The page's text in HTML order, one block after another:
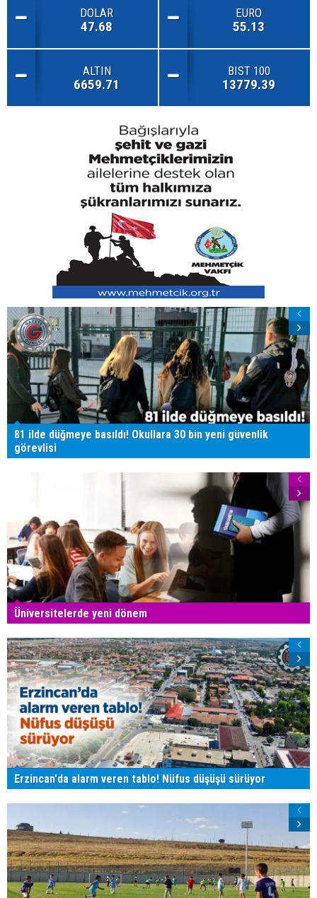
DOLAR
47.68
EURO
55.13
ALTIN
6659.71
BIST 100
13779.39
81 ilde düğmeye basıldı! Okullara 30 bin yeni güvenlik
görevlisi
Üniversitelerde yeni dönem
Erzincan'da alarm veren tablo! Nüfus düşüşü sürüyor